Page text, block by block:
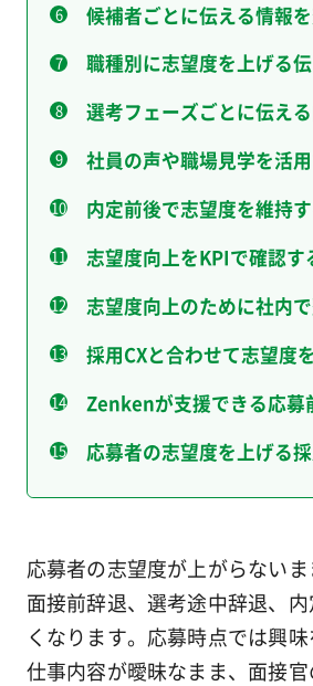
候補者ごとに伝える情報
職種別に志望度を上げる
選考フェーズごとに伝え
社員の声や職場見学を活
内定前後で志望度を維持
志望度向上をKPIで確認す
志望度向上のために社内
採用CXと合わせて志望度
Zenkenが支援できる応募
応募者の志望度を上げる
応募者の志望度が上がらないま
面接前辞退、選考途中辞退、
くなります。応募時点では興味
仕事内容が曖昧なまま、面接